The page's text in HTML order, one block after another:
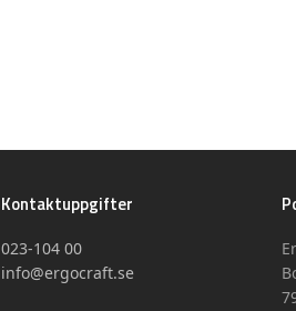
Kontaktuppgifter
023-104 00
info@ergocraft.se